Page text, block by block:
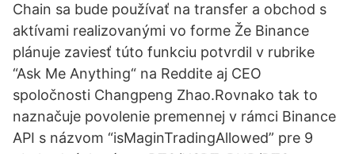
Chain sa bude používať na transfer a obchod s
aktívami realizovanými vo forme Že Binance
plánuje zaviesť túto funkciu potvrdil v rubrike
“Ask Me Anything“ na Reddite aj CEO
spoločnosti Changpeng Zhao.Rovnako tak to
naznačuje povolenie premennej v rámci Binance
API s názvom “isMaginTradingAllowed” pre 9